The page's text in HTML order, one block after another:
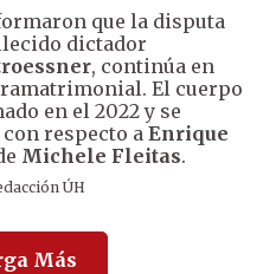
que la disputa
dictador
, continúa en
El cuerpo
en el 2022 y se
respecto aEnrique
Michele Fleitas.
ÚH
Más